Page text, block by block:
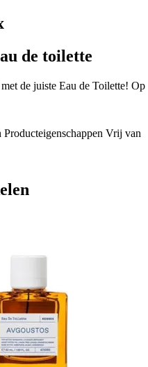
de toilette
de juiste Eau de Toilette!
Producteigenschappen Vrij van